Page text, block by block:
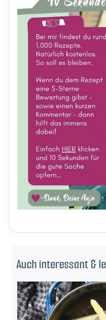
Auch interessant &